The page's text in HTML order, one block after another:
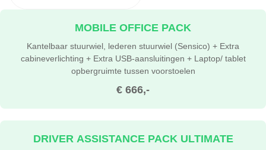
€ 666,-
MOBILE OFFICE PACK
Kantelbaar stuurwiel, lederen stuurwiel (Sensico) + Extra
cabineverlichting + Extra USB-aansluitingen + Laptop/ tablet
opbergruimte tussen voorstoelen
DRIVER ASSISTANCE PACK ULTIMATE